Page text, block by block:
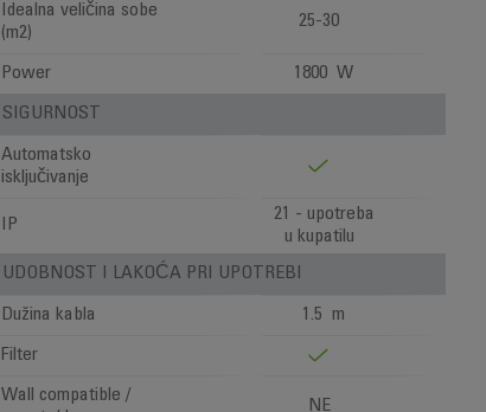
Idealna veličina sobe
(m2)
25-30
Power 1800 W
SIGURNOST
Automatsko
isključivanje
IP
21 - upotreba
u kupatilu
UDOBNOST I LAKOĆA PRI UPOTREBI
Dužina kabla 1.5 m
Filter
Wall compatible /
NE